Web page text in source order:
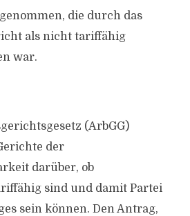
die durch das
als nicht tariffähig
war.
(ArbGG)
der
darüber, ob
sind und damit Partei
sein können. Den Antrag,